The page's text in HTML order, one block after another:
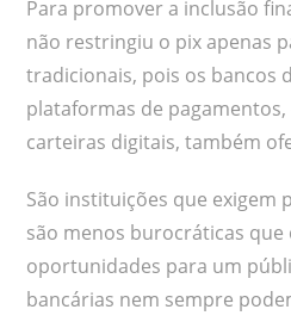
Para promover a inclusão
não restringiu o pix apenas
tradicionais, pois os bancos
plataformas de
carteiras digitais, também
São instituições que exigem
são menos burocráticas que
oportunidades para um
bancárias nem sempre